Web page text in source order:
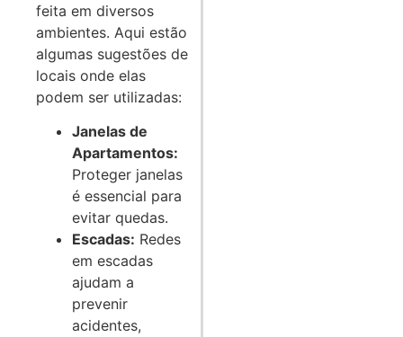
feita em diversos
ambientes. Aqui estão
algumas sugestões de
locais onde elas
podem ser utilizadas:
Janelas de
Apartamentos:
Proteger janelas
é essencial para
evitar quedas.
Escadas: Redes
em escadas
ajudam a
prevenir
acidentes,